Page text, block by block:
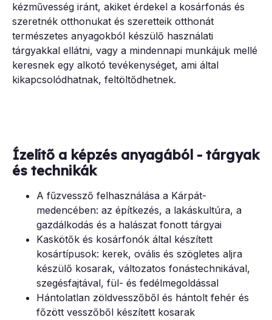
kézművesség iránt, akiket érdekel a kosárfonás és
szeretnék otthonukat és szeretteik otthonát
természetes anyagokból készülő használati
tárgyakkal ellátni, vagy a mindennapi munkájuk mellé
keresnek egy alkotó tevékenységet, ami által
kikapcsolódhatnak, feltöltődhetnek.
Ízelítő a képzés anyagából - tárgyak
és technikák
A fűzvessző felhasználása a Kárpát-
medencében: az építkezés, a lakáskultúra, a
gazdálkodás és a halászat fonott tárgyai
Kaskötők és kosárfonók által készített
kosártípusok: kerek, ovális és szögletes aljra
készülő kosarak, változatos fonástechnikával,
szegésfajtával, fül- és fedélmegoldással
Hántolatlan zöldvesszőből és hántolt fehér és
főzött vesszőből készített kosarak